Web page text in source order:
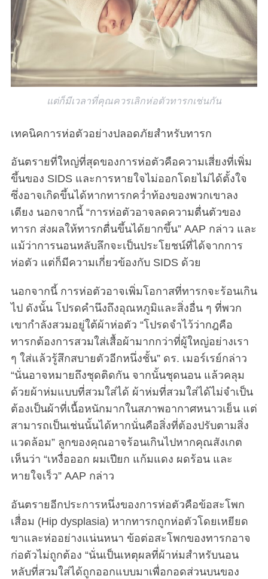
แต่ก็มีเวลาที่คุณควรเลิกห่อตัวทารกเช่นกัน
เทคนิคการห่อตัวอย่างปลอดภัยสำหรับทารก
อันตรายที่ใหญ่ที่สุดของการห่อตัวคือความเสี่ยงที่เพิ่ม
ขึ้นของ SIDS และการหายใจไม่ออกโดยไม่ได้ตั้งใจ
ซึ่งอาจเกิดขึ้นได้หากทารกคว่ำท้องของพวกเขาลง
เตียง นอกจากนี้ “การห่อตัวอาจลดความตื่นตัวของ
ทารก ส่งผลให้ทารกตื่นขึ้นได้ยากขึ้น” AAP กล่าว และ
แม้ว่าการนอนหลับลึกจะเป็นประโยชน์ที่ได้จากการ
ห่อตัว แต่ก็มีความเกี่ยวข้องกับ SIDS ด้วย
นอกจากนี้ การห่อตัวอาจเพิ่มโอกาสที่ทารกจะร้อนเกิน
ไป ดังนั้น โปรดคำนึงถึงอุณหภูมิและสิ่งอื่น ๆ ที่พวก
เขากำลังสวมอยู่ใต้ผ้าห่อตัว “โปรดจำไว้ว่ากฎคือ
ทารกต้องการสวมใส่เสื้อผ้ามากกว่าที่ผู้ใหญ่อย่างเรา
ๆ ใส่แล้วรู้สึกสบายตัวอีกหนึ่งชั้น” ดร. เมอร์เรย์กล่าว
“นั่นอาจหมายถึงชุดติดกัน จากนั้นชุดนอน แล้วคลุม
ด้วยผ้าห่มแบบที่สวมใส่ได้ ผ้าห่มที่สวมใส่ได้ไม่จำเป็น
ต้องเป็นผ้าที่เนื้อหนักมากในสภาพอากาศหนาวเย็น แต่
สามารถเป็นเช่นนั้นได้หากนั่นคือสิ่งที่ต้องปรับตามสิ่ง
แวดล้อม” ลูกของคุณอาจร้อนเกินไปหากคุณสังเกต
เห็นว่า “เหงื่อออก ผมเปียก แก้มแดง ผดร้อน และ
หายใจเร็ว” AAP กล่าว
อันตรายอีกประการหนึ่งของการห่อตัวคือข้อสะโพก
เสื่อม (Hip dysplasia) หากทารกถูกห่อตัวโดยเหยียด
ขาและห่ออย่างแน่นหนา ข้อต่อสะโพกของทารกอาจ
ก่อตัวไม่ถูกต้อง “นั่นเป็นเหตุผลที่ผ้าห่มสำหรับนอน
หลับที่สวมใส่ได้ถูกออกแบบมาเพื่อกอดส่วนบนของ